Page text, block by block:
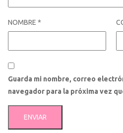
NOMBRE *
Guarda mi nombre, correo
navegador para la próxima vez